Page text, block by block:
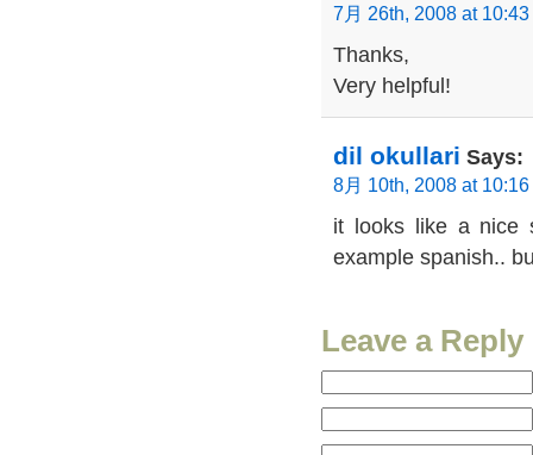
7月 26th, 2008 at
Thanks,
Very helpful!
dil okullari Says:
8月 10th, 2008 at 10:16
it looks like a nice
example spanish..
Leave a Reply